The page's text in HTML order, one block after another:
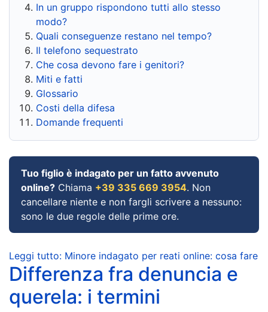
In un gruppo rispondono tutti allo stesso
modo?
Quali conseguenze restano nel tempo?
Il telefono sequestrato
Che cosa devono fare i genitori?
Miti e fatti
Glossario
Costi della difesa
Domande frequenti
Tuo figlio è indagato per un fatto avvenuto
online? Chiama +39 335 669 3954. Non
cancellare niente e non fargli scrivere a nessuno:
sono le due regole delle prime ore.
Leggi tutto: Minore indagato per reati online: cosa fare
Differenza fra denuncia e
querela: i termini